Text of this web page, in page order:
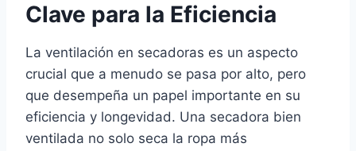
Clave para la Eficiencia
La ventilación en secadoras es un aspecto
crucial que a menudo se pasa por alto, pero
que desempeña un papel importante en su
eficiencia y longevidad. Una secadora bien
ventilada no solo seca la ropa más